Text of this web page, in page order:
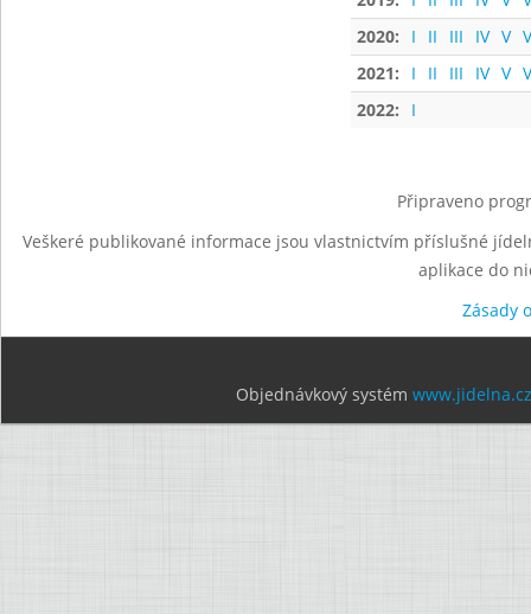
2020:
I II III IV V
2021:
I II III IV V
2022:
I
Připraveno
Veškeré publikované informace jsou vlastnictvím příslušné
aplikace do
Zásady
Objednávkový systém www.jidelna.cz